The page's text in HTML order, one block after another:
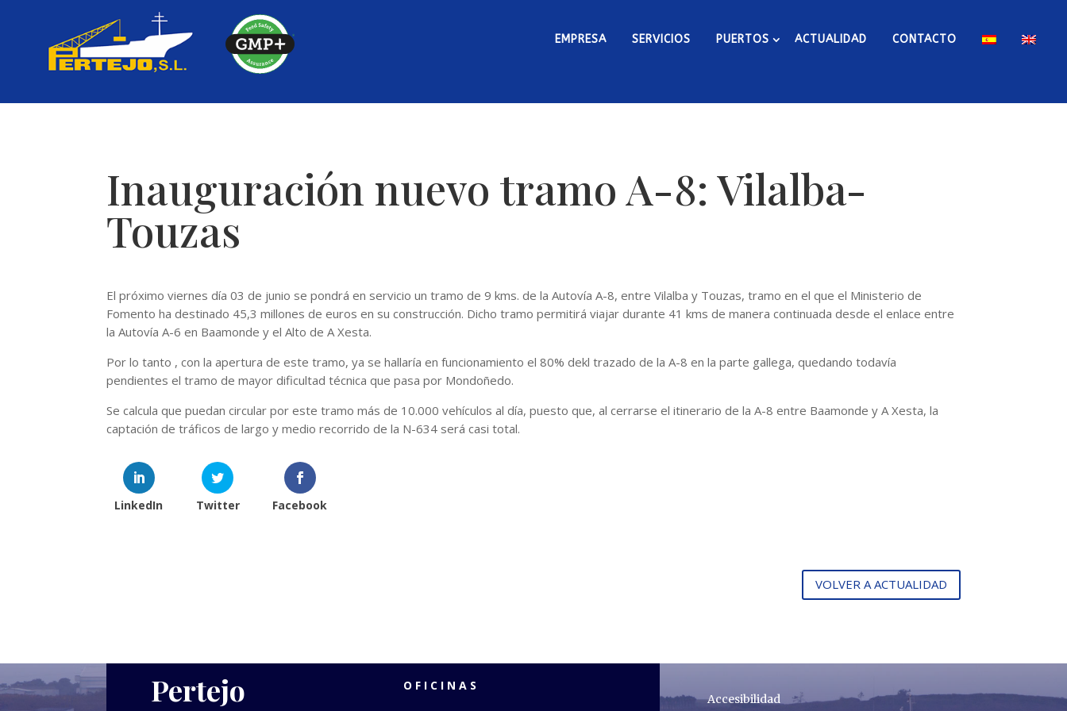
EMPRESA SERVICIOS PUERTOS ACTUALIDAD CONTACTO
Inauguración nuevo tramo A-8: Vilalba-
Touzas
El próximo viernes día 03 de junio se pondrá en servicio un tramo de 9 kms. de la Autovía A-8, entre Vilalba y Touzas, tramo en el que el Ministerio de
Fomento ha destinado 45,3 millones de euros en su construcción. Dicho tramo permitirá viajar durante 41 kms de manera continuada desde el enlace entre
la Autovía A-6 en Baamonde y el Alto de A Xesta.
Por lo tanto , con la apertura de este tramo, ya se hallaría en funcionamiento el 80% dekl trazado de la A-8 en la parte gallega, quedando todavía
pendientes el tramo de mayor dificultad técnica que pasa por Mondoñedo.
Se calcula que puedan circular por este tramo más de 10.000 vehículos al día, puesto que, al cerrarse el itinerario de la A-8 entre Baamonde y A Xesta, la
captación de tráficos de largo y medio recorrido de la N-634 será casi total.
LinkedIn Twitter Facebook
VOLVER A ACTUALIDAD
Pertejo OFICINAS
Accesibilidad